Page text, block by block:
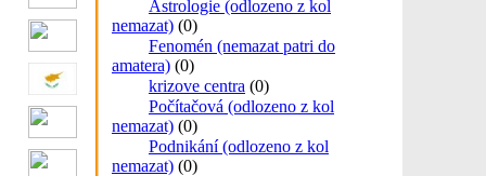
Astrologie (odlozeno z kol
nemazat) (0)
Fenomén (nemazat patri do
amatera) (0)
krizove centra (0)
Počítačová (odlozeno z kol
nemazat) (0)
Podnikání (odlozeno z kol
nemazat) (0)